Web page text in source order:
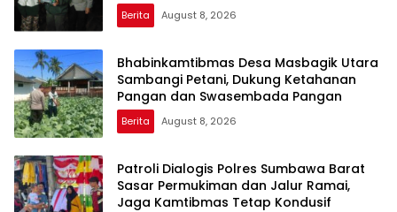
Berita August 8, 2026
Bhabinkamtibmas Desa Masbagik Utara
Sambangi Petani, Dukung Ketahanan
Pangan dan Swasembada Pangan
Berita August 8, 2026
Patroli Dialogis Polres Sumbawa Barat
Sasar Permukiman dan Jalur Ramai,
Jaga Kamtibmas Tetap Kondusif